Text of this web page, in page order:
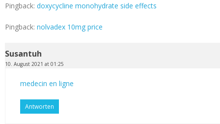
Pingback: doxycycline monohydrate side effects
Pingback: nolvadex 10mg price
Susantuh
10. August 2021 at 01:25
medecin en ligne
Antworten